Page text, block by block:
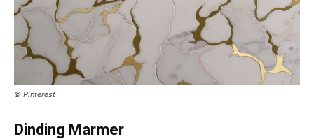
© Pinterest
Dinding Marmer